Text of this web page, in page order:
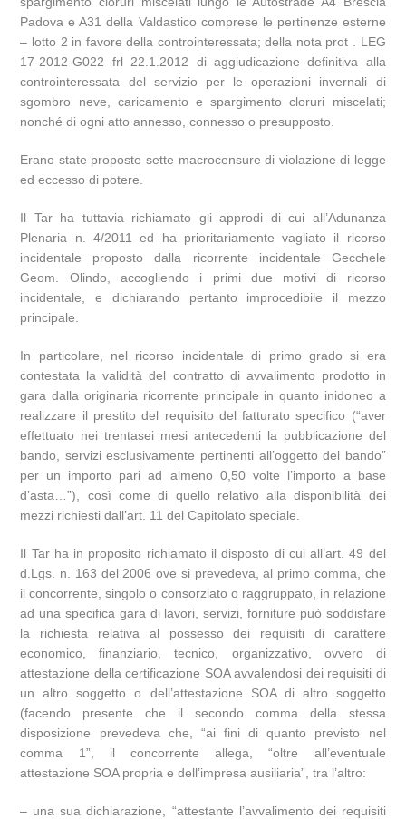
Padova e A31 della Valdastico comprese le pertinenze esterne
– lotto 2 in favore della controinteressata; della nota prot . LEG
17-2012-G022 frl 22.1.2012 di aggiudicazione definitiva alla
controinteressata del servizio per le operazioni invernali di
sgombro neve, caricamento e spargimento cloruri miscelati;
nonché di ogni atto annesso, connesso o presupposto.
Erano state proposte sette macrocensure di violazione di legge
ed eccesso di potere.
Il Tar ha tuttavia richiamato gli approdi di cui all’Adunanza
Plenaria n. 4/2011 ed ha prioritariamente vagliato il ricorso
incidentale proposto dalla ricorrente incidentale Gecchele
Geom. Olindo, accogliendo i primi due motivi di ricorso
incidentale, e dichiarando pertanto improcedibile il mezzo
principale.
In particolare, nel ricorso incidentale di primo grado si era
contestata la validità del contratto di avvalimento prodotto in
gara dalla originaria ricorrente principale in quanto inidoneo a
realizzare il prestito del requisito del fatturato specifico (“aver
effettuato nei trentasei mesi antecedenti la pubblicazione del
bando, servizi esclusivamente pertinenti all’oggetto del bando”
per un importo pari ad almeno 0,50 volte l’importo a base
d’asta…”), così come di quello relativo alla disponibilità dei
mezzi richiesti dall’art. 11 del Capitolato speciale.
Il Tar ha in proposito richiamato il disposto di cui all’art. 49 del
d.Lgs. n. 163 del 2006 ove si prevedeva, al primo comma, che
il concorrente, singolo o consorziato o raggruppato, in relazione
ad una specifica gara di lavori, servizi, forniture può soddisfare
la richiesta relativa al possesso dei requisiti di carattere
economico, finanziario, tecnico, organizzativo, ovvero di
attestazione della certificazione SOA avvalendosi dei requisiti di
un altro soggetto o dell’attestazione SOA di altro soggetto
(facendo presente che il secondo comma della stessa
disposizione prevedeva che, “ai fini di quanto previsto nel
comma 1”, il concorrente allega, “oltre all’eventuale
attestazione SOA propria e dell’impresa ausiliaria”, tra l’altro:
– una sua dichiarazione, “attestante l’avvalimento dei requisiti